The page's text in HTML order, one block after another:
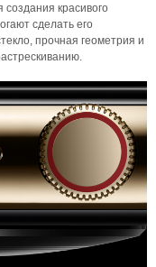
красивого
сделать его
прочная геометрия и